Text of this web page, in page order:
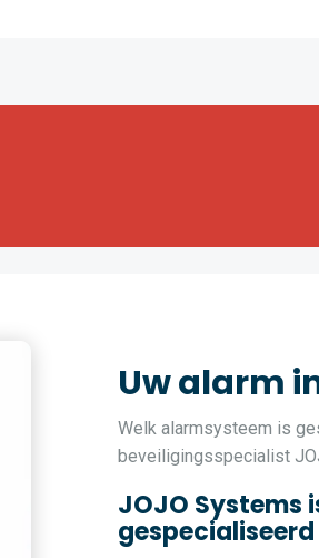
Uw alarm
Welk alarmsysteem is
beveiligingsspecialist
JOJO Systems
gespecialiseerd